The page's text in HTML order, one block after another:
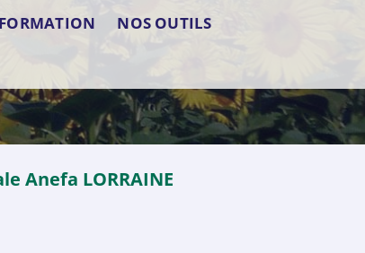
NOS OUTILS
Anefa LORRAINE